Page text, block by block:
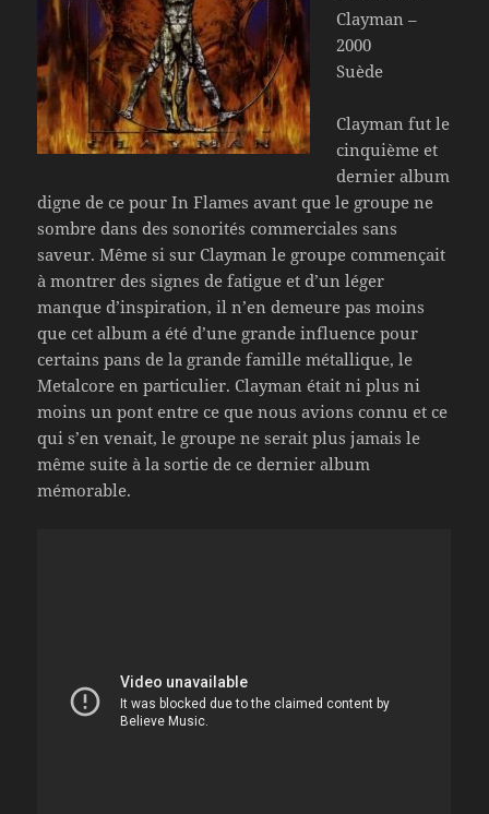
Clayman –
2000
Suède
Clayman fut le
cinquième et
dernier album
digne de ce pour In Flames avant que le groupe ne
sombre dans des sonorités commerciales sans
saveur. Même si sur Clayman le groupe commençait
à montrer des signes de fatigue et d’un léger
manque d’inspiration, il n’en demeure pas moins
que cet album a été d’une grande influence pour
certains pans de la grande famille métallique, le
Metalcore en particulier. Clayman était ni plus ni
moins un pont entre ce que nous avions connu et ce
qui s’en venait, le groupe ne serait plus jamais le
même suite à la sortie de ce dernier album
mémorable.